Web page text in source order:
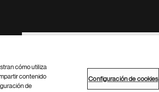
Footer Site Search
cómo utiliza
contenido
de
Configuración de cookies